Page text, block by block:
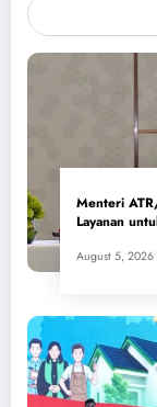
Menteri
Layanan
August 5, 2026